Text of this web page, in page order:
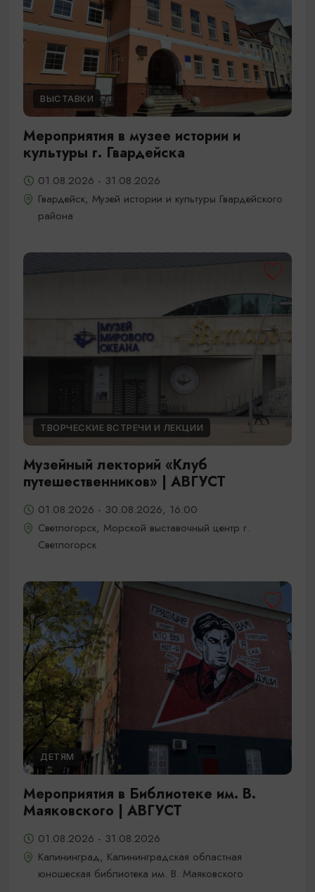
ВЫСТАВКИ
Мероприятия в музее истории и
культуры г. Гвардейска
01.08.2026 - 31.08.2026
Гвардейск, Музей истории и культуры Гвардейского
района
ТВОРЧЕСКИЕ ВСТРЕЧИ И ЛЕКЦИИ
Музейный лекторий «Клуб
путешественников» | АВГУСТ
01.08.2026 - 30.08.2026, 16:00
Светлогорск, Морской выставочный центр г.
Светлогорск
ДЕТЯМ
Мероприятия в Библиотеке им. В.
Маяковского | АВГУСТ
01.08.2026 - 31.08.2026
Калининград, Калининградская областная
юношеская библиотека им. В. Маяковского